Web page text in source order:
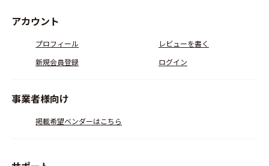
アカウント
プロフィール
レビューを書く
新規会員登録
ログイン
事業者様向け
掲載希望ベンダーはこちら